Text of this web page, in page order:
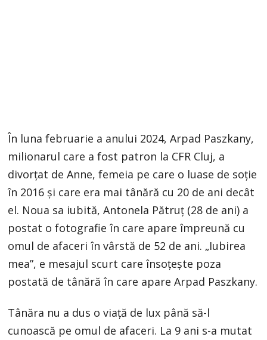
În luna februarie a anului 2024, Arpad Paszkany,
milionarul care a fost patron la CFR Cluj, a
divorțat de Anne, femeia pe care o luase de soție
în 2016 și care era mai tânără cu 20 de ani decât
el. Noua sa iubită, Antonela Pătruț (28 de ani) a
postat o fotografie în care apare împreună cu
omul de afaceri în vârstă de 52 de ani. „Iubirea
mea”, e mesajul scurt care însoțește poza
postată de tânără în care apare Arpad Paszkany.
Tânăra nu a dus o viață de lux până să-l
cunoască pe omul de afaceri. La 9 ani s-a mutat